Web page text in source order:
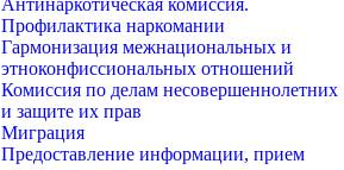
Профилактика наркомании
Гармонизация межнациональных и
этноконфиссиональных отношений
Комиссия по делам несовершеннолетних
и защите их прав
Миграция
Предоставление информации, прием